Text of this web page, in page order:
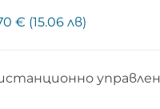
€ (15.06 лв)